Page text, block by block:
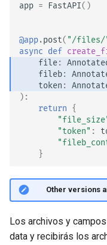
Webhooks de OpenAPI
Incluyendo WSGI -
Django, otros
Generando SDKs
Tipos avanzados de
JSON con Bytes como
Base64
Chequeo estricto de
Type
app = FastAPI()
@app.post( "/files/
async def
file:
fileb:
token :
):
return {
"token" :
}
🤓 Other versions
Los archivos y
data y recibirás los